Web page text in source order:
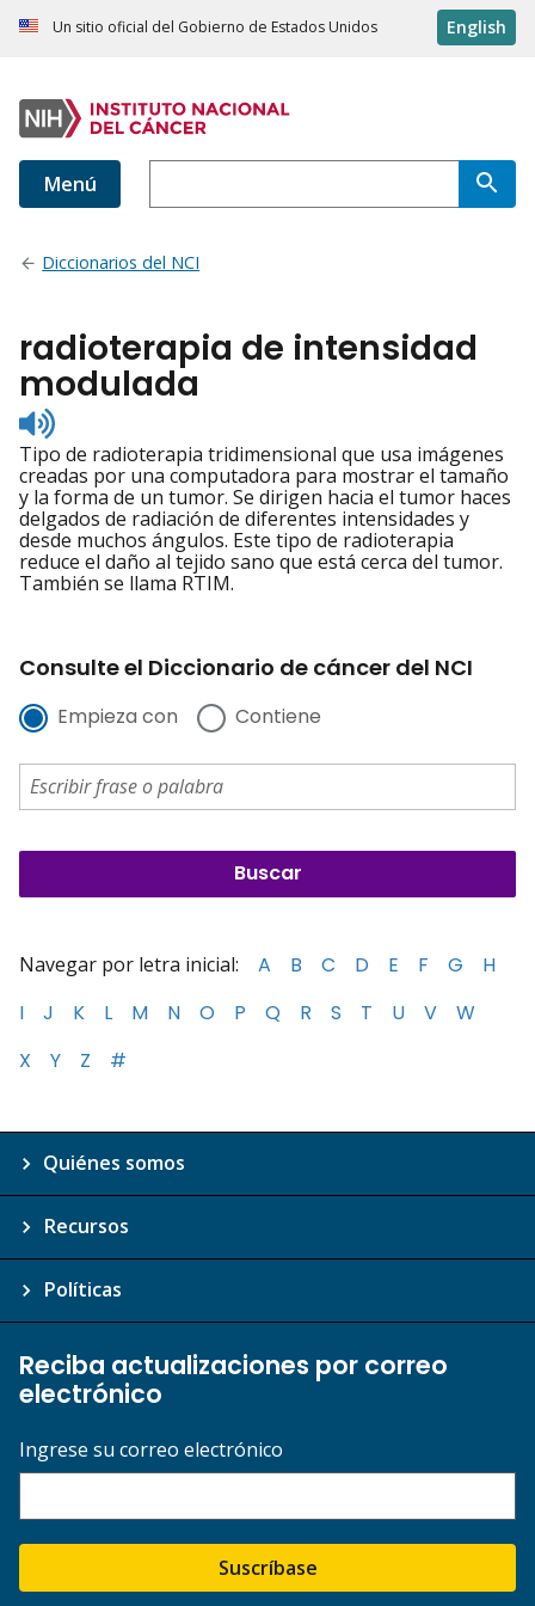
Un sitio oficial del Gobierno de Estados Unidos English
Menú
Diccionarios del NCI
radioterapia de intensidad
modulada
Listen
to
pronunciation
Tipo de radioterapia tridimensional que usa imágenes
creadas por una computadora para mostrar el tamaño
y la forma de un tumor. Se dirigen hacia el tumor haces
delgados de radiación de diferentes intensidades y
desde muchos ángulos. Este tipo de radioterapia
reduce el daño al tejido sano que está cerca del tumor.
También se llama RTIM.
Consulte el Diccionario de cáncer del NCI
Empieza con Contiene
Navegar por letra inicial: A B C D E F G
H
I
J K L M N O P Q R S T U V
W
X
Y Z #
Quiénes somos
Recursos
Políticas
Reciba actualizaciones por correo
electrónico
Ingrese su correo electrónico
Suscríbase